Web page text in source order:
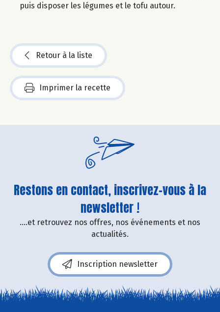
puis disposer les légumes et le tofu autour.
Retour à la liste
Imprimer la recette
Restons en contact, inscrivez-vous à la
newsletter !
....et retrouvez nos offres, nos événements et nos
actualités.
Inscription newsletter